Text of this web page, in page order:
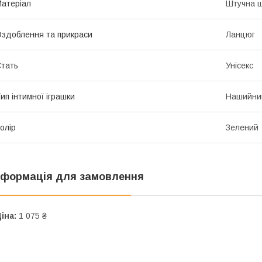
Штучна
та прикраси Ланцюг
Унісекс
інтимної іграшки
Зелений
для замовлення
1 075 ₴